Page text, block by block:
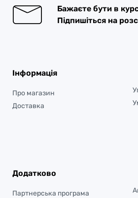
Бажаєте бути в
Підпишіться на
Інформація
Про магазин
Доставка
Додатково
Партнерська програма